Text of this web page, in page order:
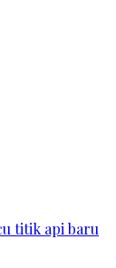
titik api baru